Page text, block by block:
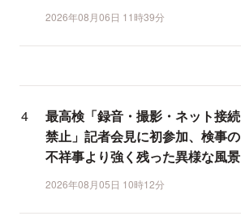
2026年08月06日 11時39分
最高検「録音・撮影・ネット接続
禁止」記者会見に初参加、検事の
不祥事より強く残った異様な風景
2026年08月05日 10時12分